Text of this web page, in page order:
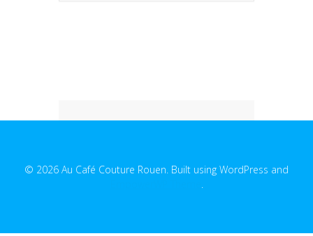
© 2026 Au Café Couture Rouen. Built using WordPress and
.